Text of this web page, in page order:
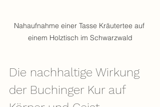
Nahaufnahme einer Tasse Kräutertee auf
einem Holztisch im Schwarzwald
Die nachhaltige Wirkung
der Buchinger Kur auf